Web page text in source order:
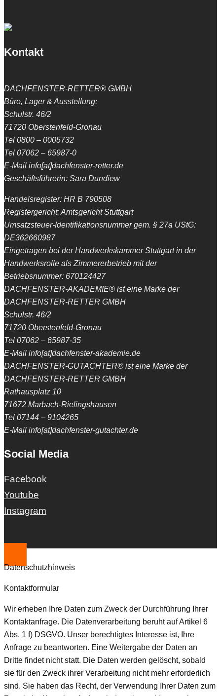
Kontakt
DACHFENSTER-RETTER® GMBH
Büro, Lager & Ausstellung:
Schulstr. 46/2
71720 Oberstenfeld-Gronau
Tel 0800 – 0005732
Tel 07062 – 65987-0
E-Mail info[at]dachfenster-retter.de
Geschäftsführerin: Sara Dundiew
Handelsregister: HR B 790508
Registergericht: Amtsgericht Stuttgart
Umsatzsteuer-Identifikationsnummer gem. § 27a UStG:
DE362660987
Eingetragen bei der Handwerkskammer Stuttgart in der
Handwerksrolle als Zimmererbetrieb mit der
Betriebsnummer: 670124427
DACHFENSTER-AKADEMIE® ist eine Marke der
DACHFENSTER-RETTER GMBH
Schulstr. 46/2
71720 Oberstenfeld-Gronau
Tel 07062 – 65987-35
E-Mail info[at]dachfenster-akademie.de
DACHFENSTER-GUTACHTER® ist eine Marke der
DACHFENSTER-RETTER GMBH
Rathausplatz 10
71672 Marbach-Rielingshausen
Tel 07144 – 9104265
E-Mail info[at]dachfenster-gutachter.de
Social Media
Facebook
Youtube
Instagram
Datenschutzhinweis
Kontaktformular
Wir erheben Ihre Daten zum Zweck der Durchführung Ihrer
Kontaktanfrage. Die Datenverarbeitung beruht auf Artikel 6
Abs. 1 f) DSGVO. Unser berechtigtes Interesse ist, Ihre
Anfrage zu beantworten. Eine Weitergabe der Daten an
Dritte findet nicht statt. Die Daten werden gelöscht, sobald
sie für den Zweck ihrer Verarbeitung nicht mehr erforderlich
sind. Sie haben das Recht, der Verwendung Ihrer Daten zum